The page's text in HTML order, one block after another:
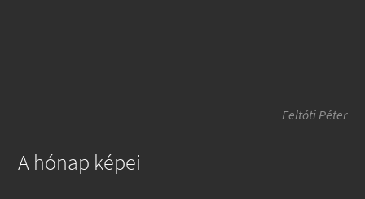
Feltóti Péter
A hónap képei